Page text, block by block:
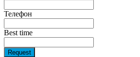
Телефон
Best time
Request